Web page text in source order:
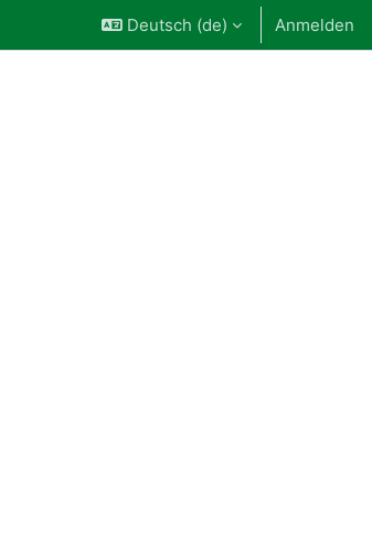
Deutsch ‎(de)‎ Anmelden